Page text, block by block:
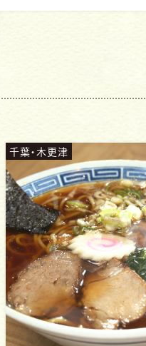
千葉・我孫子